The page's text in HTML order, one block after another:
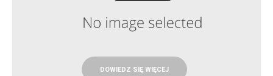
DOWIEDZ SIĘ WIĘCEJ